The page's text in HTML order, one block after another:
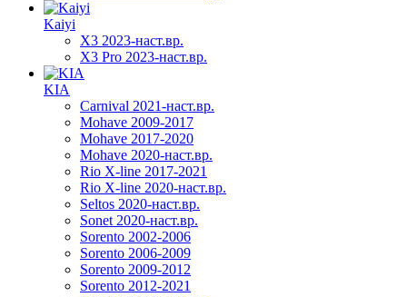
Kaiyi
X3 2023-наст.вр.
X3 Pro 2023-наст.вр.
KIA
Carnival 2021-наст.вр.
Mohave 2009-2017
Mohave 2017-2020
Mohave 2020-наст.вр.
Rio X-line 2017-2021
Rio X-line 2020-наст.вр.
Seltos 2020-наст.вр.
Sonet 2020-наст.вр.
Sorento 2002-2006
Sorento 2006-2009
Sorento 2009-2012
Sorento 2012-2021